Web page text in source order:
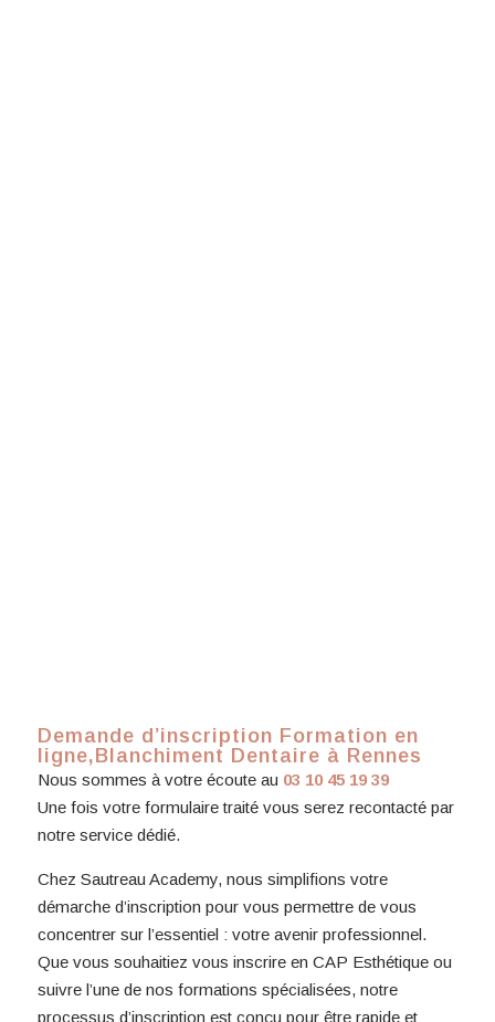
Demande d’inscription Formation en
ligne,Blanchiment Dentaire à Rennes
Nous sommes à votre écoute au 03 10 45 19 39
Une fois votre formulaire traité vous serez recontacté par
notre service dédié.
Chez Sautreau Academy, nous simplifions votre
démarche d’inscription pour vous permettre de vous
concentrer sur l’essentiel : votre avenir professionnel.
Que vous souhaitiez vous inscrire en CAP Esthétique ou
suivre l’une de nos formations spécialisées, notre
processus d’inscription est conçu pour être rapide et